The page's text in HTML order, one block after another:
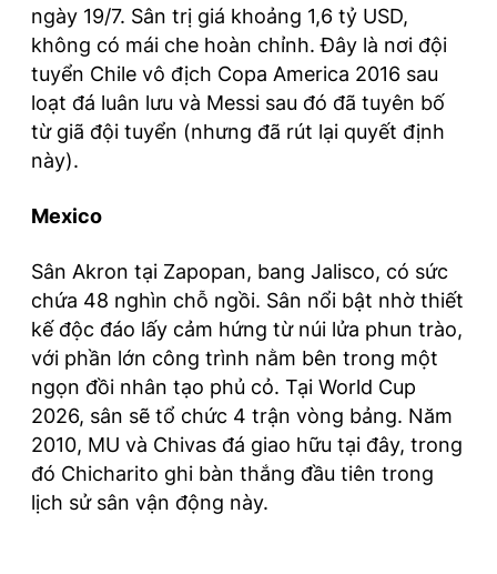
ngày 19/7. Sân trị giá khoảng 1,6 tỷ USD,
không có mái che hoàn chỉnh. Đây là nơi đội
tuyển Chile vô địch Copa America 2016 sau
loạt đá luân lưu và Messi sau đó đã tuyên bố
từ giã đội tuyển (nhưng đã rút lại quyết định
này).
Mexico
Sân Akron tại Zapopan, bang Jalisco, có sức
chứa 48 nghìn chỗ ngồi. Sân nổi bật nhờ thiết
kế độc đáo lấy cảm hứng từ núi lửa phun trào,
với phần lớn công trình nằm bên trong một
ngọn đồi nhân tạo phủ cỏ. Tại World Cup
2026, sân sẽ tổ chức 4 trận vòng bảng. Năm
2010, MU và Chivas đá giao hữu tại đây, trong
đó Chicharito ghi bàn thắng đầu tiên trong
lịch sử sân vận động này.